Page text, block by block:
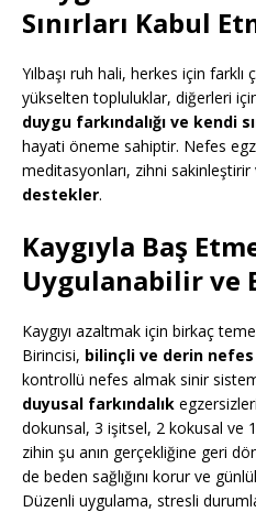
Sınırları Kabul
Yılbaşı ruh hali, herkes için farklı
yükselten topluluklar, diğerleri
duygu farkındalığı ve kendi
hayati öneme sahiptir. Nefes
meditasyonları, zihni sakinleştirir
destekler.
Kaygıyla Baş
Uygulanabilir ve
Kaygıyı azaltmak için birkaç
Birincisi, bilinçli ve derin nefes
kontrollü nefes almak sinir
duyusal farkındalık
dokunsal, 3 işitsel, 2 kokusal ve
zihin şu anın gerçekliğine geri
de beden sağlığını korur ve
Düzenli uygulama, stresli